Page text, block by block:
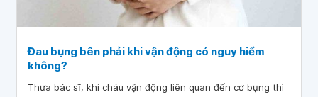
Đau bụng bên phải khi vận động có nguy hiểm
không?
Thưa bác sĩ, khi cháu vận động liên quan đến cơ bụng thì